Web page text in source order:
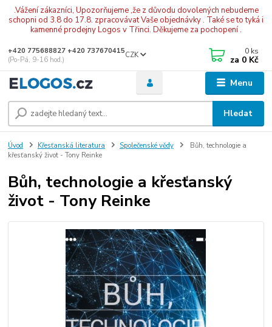
.Vážení zákazníci, Upozorňujeme ,že z důvodu dovolených nebudeme
schopni od 3.8 do 17.8. zpracovávat Vaše objednávky . Také se to tyká i
kamenné prodejny Logos v Třinci. Děkujeme za pochopení .
Menu
CZK
Hledat
+420 775688827 +420 737670415
(Po-Pá, 9-16 hod.)
0 ks
za 0 Kč
Úvod Křesťanská literatura Společenské vědy
Bůh, technologie a
křesťanský život - Tony Reinke
Bůh, technologie a křesťanský
život - Tony Reinke